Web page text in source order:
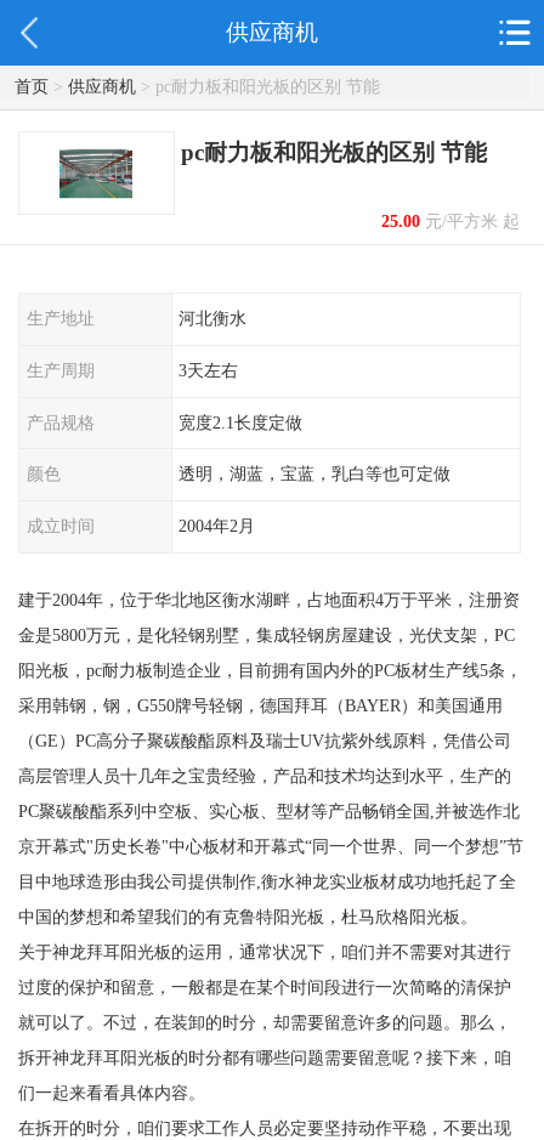
供应商机
首页> 供应商机> pc耐力板和阳光板的区别 节能
pc耐力板和阳光板的区别 节能
25.00元/平方米 起
生产地址 河北衡水
生产周期 3天左右
产品规格 宽度2.1长度定做
颜色 透明，湖蓝，宝蓝，乳白等也可定做
成立时间 2004年2月
建于2004年，位于华北地区衡水湖畔，占地面积4万于平米，注册资
金是5800万元，是化轻钢别墅，集成轻钢房屋建设，光伏支架，PC
阳光板，pc耐力板制造企业，目前拥有国内外的PC板材生产线5条，
采用韩钢，钢，G550牌号轻钢，德国拜耳（BAYER）和美国通用
（GE）PC高分子聚碳酸酯原料及瑞士UV抗紫外线原料，凭借公司
高层管理人员十几年之宝贵经验，产品和技术均达到水平，生产的
PC聚碳酸酯系列中空板、实心板、型材等产品畅销全国,并被选作北
京开幕式"历史长卷"中心板材和开幕式“同一个世界、同一个梦想”节
目中地球造形由我公司提供制作,衡水神龙实业板材成功地托起了全
中国的梦想和希望我们的有克鲁特阳光板，杜马欣格阳光板。
关于神龙拜耳阳光板的运用，通常状况下，咱们并不需要对其进行
过度的保护和留意，一般都是在某个时间段进行一次简略的清保护
就可以了。不过，在装卸的时分，却需要留意许多的问题。那么，
拆开神龙拜耳阳光板的时分都有哪些问题需要留意呢？接下来，咱
们一起来看看具体内容。
在拆开的时分，咱们要求工作人员必定要坚持动作平稳，不要出现